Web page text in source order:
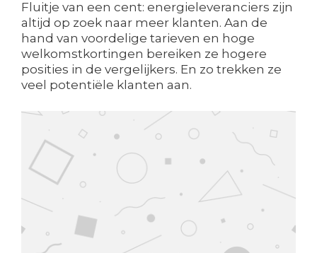
Fluitje van een cent: energieleveranciers zijn
altijd op zoek naar meer klanten. Aan de
hand van voordelige tarieven en hoge
welkomstkortingen bereiken ze hogere
posities in de vergelijkers. En zo trekken ze
veel potentiële klanten aan.